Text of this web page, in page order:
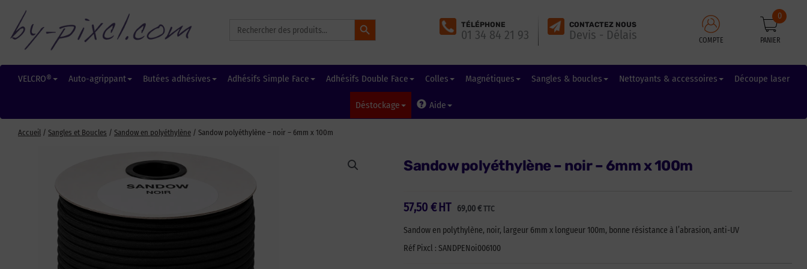
for:
Search Button
TÉLÉPHONE
01 34 84 21 93
CONTACTEZ NOUS
Devis - Délais COMPTE PANIER
0
VELCRO® Auto-agrippant Butées adhésives Adhésifs Simple Face Adhésifs Double Face Colles Magnétiques Sangles & boucles Nettoyants & accessoires Découpe laser
Déstockage Aide
Accueil / Sangles et Boucles / Sandow en polyéthylène / Sandow polyéthylène – noir – 6mm x 100m
Sandow polyéthylène – noir – 6mm x 100m
57,50 € 69,00€ TTC
HT
Sandow en polythylène, noir, largeur 6mm x longueur 100m, bonne résistance à l’abrasion, anti-UV
Réf Pixcl : SANDPENoi006100